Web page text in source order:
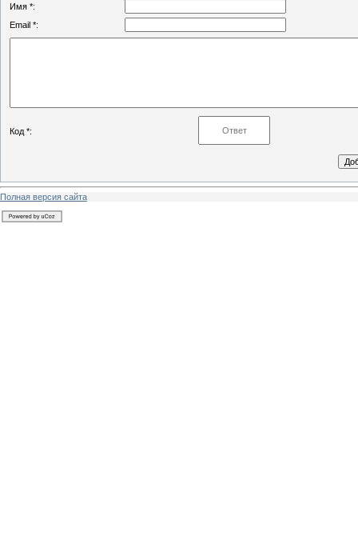
Имя *:
Email *:
Код *:
Полная версия сайта